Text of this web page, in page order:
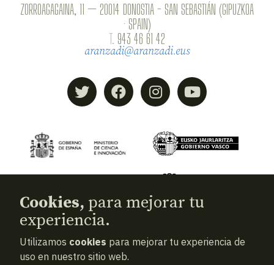
ZORROAGAGAINA, 11 — 20014 DONOSTIA - SAN SEBASTIÁN (GIPUZKOA
· SPAIN)
T. 943 46 61 42
aranzadi@aranzadi.eus
© 2026Aranzadi — Zientzia elkartea
Cookies, para mejorar tu
experiencia.
Utilizamos cookies para mejorar tu experiencia de
uso en nuestro sitio web.